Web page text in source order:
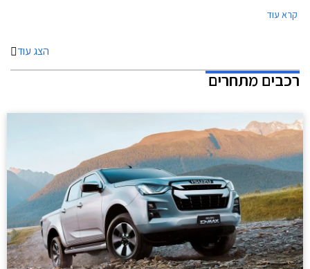
קרא עוד
הצג עוד
רכבים מתחרים